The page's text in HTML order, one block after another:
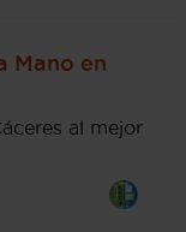
Mano en
al mejor